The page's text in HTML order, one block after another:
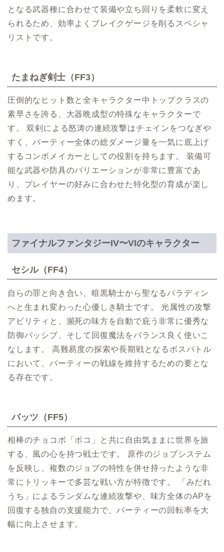
となる武器種に合わせて装備や立ち回りを柔軟に変え
られるため、効率よくブレイクゲージを削るスペシャ
リストです。
たまねぎ剣士（FF3）
圧倒的なヒット数と全キャラクター中トップクラスの
素早さを誇る、大器晩成型の特殊なキャラクターで
す。 双剣による怒涛の連続攻撃はチェインをつなぎや
すく、パーティー全体の総ダメージ量を一気に底上げ
するコンボメイカーとしての役割を持ちます。 装備可
能な武器や防具のバリエーションが非常に豊富であ
り、プレイヤーの好みに合わせた特化型の育成が楽し
めます。
ファイナルファンタジーIV〜VIのキャラクター
セシル（FF4）
自らの罪と向き合い、暗黒騎士から聖なるパラディン
へと生まれ変わった心優しき騎士です。 光属性の攻撃
アビリティと、瀕死の味方を自動で庇う非常に優秀な
防御パッシブ、そして回復魔法をバランス良く使いこ
なします。 高難易度の探索や長期戦となるボスバトル
において、パーティーの戦線を維持するための要とな
る存在です。
バッツ（FF5）
相棒のチョコボ「ボコ」と共に自由気ままに世界を旅
する、風の心を持つ戦士です。 原作のジョブシステム
を反映し、複数のジョブの特性を併せ持ったような非
常にトリッキーで多芸な戦い方が特徴です。 「みだれ
うち」によるランダムな連続攻撃や、味方全体のAPを
回復する独自の支援能力で、パーティーの回転率を大
幅に向上させます。